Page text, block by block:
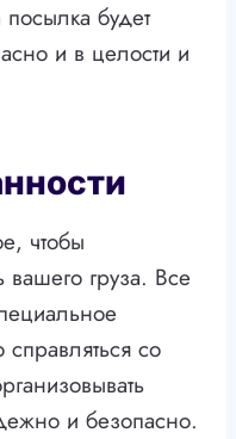
будет
и в целости и
чтобы
вашего груза. Все
со
и безопасно.